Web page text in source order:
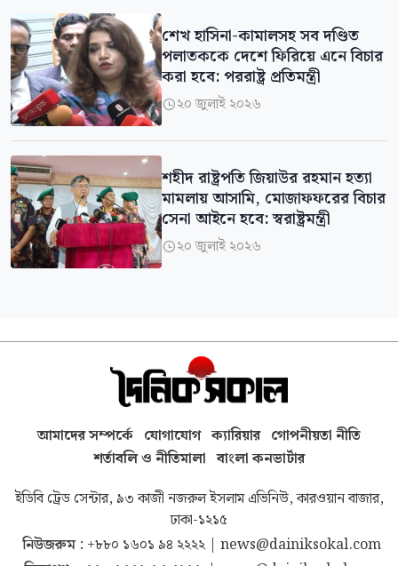
শেখ হাসিনা-কামালসহ সব দণ্ডিত
পলাতককে দেশে ফিরিয়ে এনে বিচার
করা হবে: পররাষ্ট্র প্রতিমন্ত্রী
২০ জুলাই ২০২৬
শহীদ রাষ্ট্রপতি জিয়াউর রহমান হত্যা
মামলায় আসামি, মোজাফফরের বিচার
সেনা আইনে হবে: স্বরাষ্ট্রমন্ত্রী
২০ জুলাই ২০২৬
আমাদের সম্পর্কে যোগাযোগ ক্যারিয়ার গোপনীয়তা নীতি
শর্তাবলি ও নীতিমালা বাংলা কনভার্টার
ইডিবি ট্রেড সেন্টার, ৯৩ কাজী নজরুল ইসলাম এভিনিউ, কারওয়ান বাজার,
ঢাকা-১২১৫
নিউজরুম : +৮৮০ ১৬০১ ৯৪ ২২২২| news@dainiksokal.com